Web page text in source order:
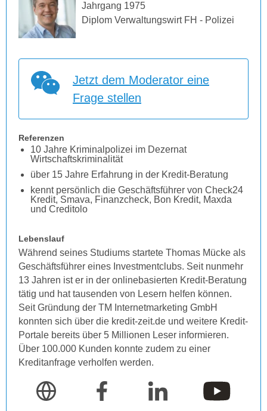
Jahrgang 1975
Diplom Verwaltungswirt FH - Polizei
Jetzt dem Moderator eine
Frage stellen
Referenzen
10 Jahre Kriminalpolizei im Dezernat
Wirtschaftskriminalität
über 15 Jahre Erfahrung in der Kredit-Beratung
kennt persönlich die Geschäftsführer von Check24
Kredit, Smava, Finanzcheck, Bon Kredit, Maxda
und Creditolo
Lebenslauf
Während seines Studiums startete Thomas Mücke als
Geschäftsführer eines Investmentclubs. Seit nunmehr
13 Jahren ist er in der onlinebasierten Kredit-Beratung
tätig und hat tausenden von Lesern helfen können.
Seit Gründung der TM Internetmarketing GmbH
konnten sich über die kredit-zeit.de und weitere Kredit-
Portale bereits über 5 Millionen Leser informieren.
Über 100.000 Kunden konnte zudem zu einer
Kreditanfrage verholfen werden.